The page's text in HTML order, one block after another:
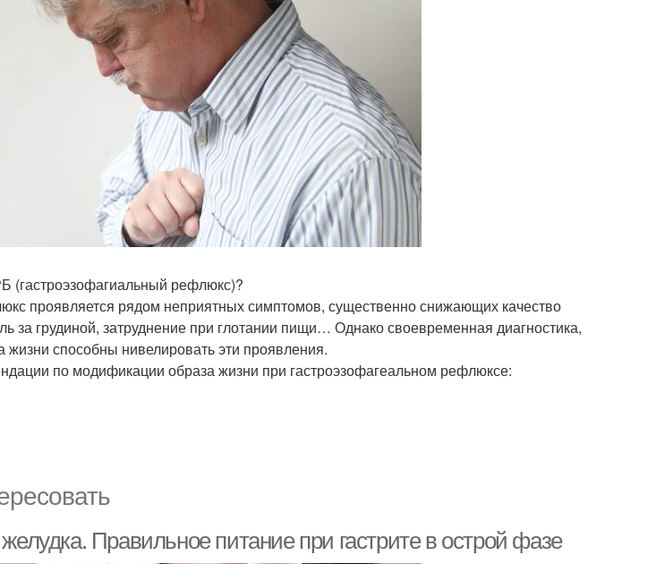
(гастроэзофагиальный рефлюкс)?
проявляется рядом неприятных симптомов, существенно снижающих качество
за грудиной, затруднение при глотании пищи… Однако своевременная диагностика,
жизни способны нивелировать эти проявления.
по модификации образа жизни при гастроэзофагеальном рефлюксе:
Правильное питание при гастрите в острой фазе